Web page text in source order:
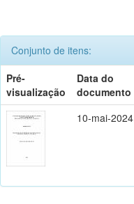
Conjunto de itens:
Pré-
visualização
Data do
documento
10-mai-2024